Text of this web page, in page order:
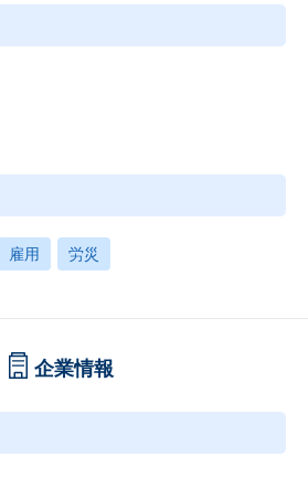
通信共済会(個人年金、遺児育英基金)
雇用 労災
企業情報